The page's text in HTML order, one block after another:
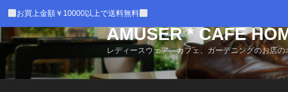
お買上金額￥10000以上で送料無料
テ
ン
AMUSER * CAFE
レディースウェア、カフェ、ガーデニングのお店の